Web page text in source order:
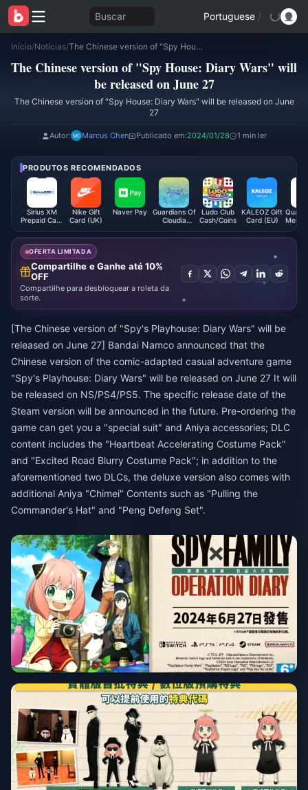
Buscar Portuguese /
Início/Notícias/ The Chinese version of "Spy House: Diary Wars" will be released on June 27
The Chinese version of "Spy House: Diary Wars" will
be released on June 27
The Chinese version of "Spy House: Diary Wars" will be released on June
27
Autor: Marcus Chen Publicado em:2024/01/28 1 min ler
PRODUTOS RECOMENDADOS
Sirius XM
Prepaid Card
Nike Gift
Card (UK)
Naver Pay
Guardians Of
Cloudia
Ludo Club
Cash/Coins
KALEOZ Gift
Card (EU)
Quark
OFERTA LIMITADA
Compartilhe e Ganhe até 10%
OFF
Compartilhe para desbloquear a roleta da
sorte.
[The Chinese version of "Spy's Playhouse: Diary Wars" will be
released on June 27] Bandai Namco announced that the
Chinese version of the comic-adapted casual adventure game
"Spy's Playhouse: Diary Wars" will be released on June 27 It will
be released on NS/PS4/PS5. The specific release date of the
Steam version will be announced in the future. Pre-ordering the
game can get you a "special suit" and Aniya accessories; DLC
content includes the "Heartbeat Accelerating Costume Pack"
and "Excited Road Blurry Costume Pack"; in addition to the
aforementioned two DLCs, the deluxe version also comes with
additional Aniya "Chimei" Contents such as "Pulling the
Commander's Hat" and "Peng Defeng Set".